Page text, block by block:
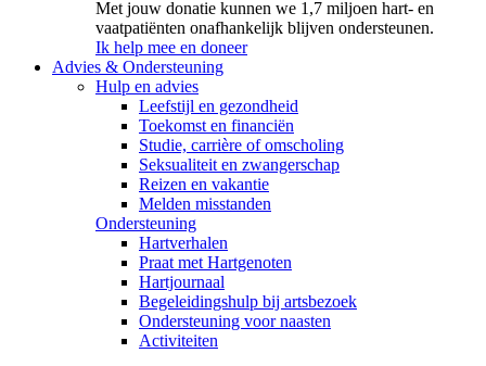
Met jouw donatie kunnen we 1,7 miljoen hart- en
vaatpatiënten onafhankelijk blijven ondersteunen.
Ik help mee en doneer
Advies & Ondersteuning
Hulp en advies
Leefstijl en gezondheid
Toekomst en financiën
Studie, carrière of omscholing
Seksualiteit en zwangerschap
Reizen en vakantie
Melden misstanden
Ondersteuning
Hartverhalen
Praat met Hartgenoten
Hartjournaal
Begeleidingshulp bij artsbezoek
Ondersteuning voor naasten
Activiteiten